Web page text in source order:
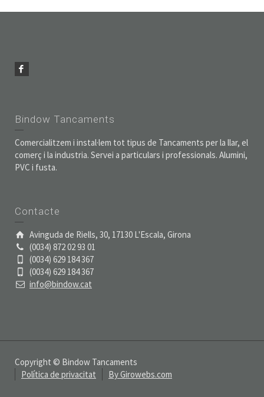
Bindow Tancaments
Comercialitzem i instal·lem tot tipus de Tancaments per la llar, el
comerç i la industria. Servei a particulars i professionals. Alumini,
PVC i fusta.
Contacte
Avinguda de Riells, 30, 17130 L'Escala, Girona
(0034) 872 02 93 01
(0034) 629 184 367
(0034) 629 184 367
info@bindow.cat
Copyright © Bindow Tancaments
Política de privacitat
By Girowebs.com